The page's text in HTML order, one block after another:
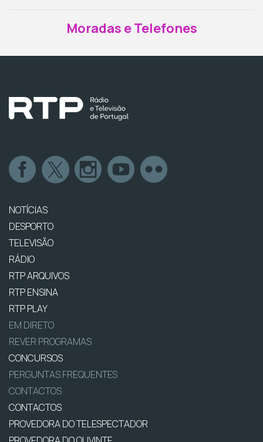
Moradas e Telefones
NOTÍCIAS
DESPORTO
TELEVISÃO
RÁDIO
RTP ARQUIVOS
RTP ENSINA
RTP PLAY
EM DIRETO
REVER PROGRAMAS
CONCURSOS
PERGUNTAS FREQUENTES
CONTACTOS
CONTACTOS
PROVEDORA DO TELESPECTADOR